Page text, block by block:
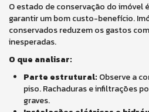
O estado de conservação do
garantir um bom custo-benefício.
conservados reduzem os gastos
inesperadas.
O que analisar:
Parte estrutural: Observe a
piso. Rachaduras e infiltrações
graves.